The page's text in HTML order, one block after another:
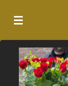
direct
hoofdinhoud